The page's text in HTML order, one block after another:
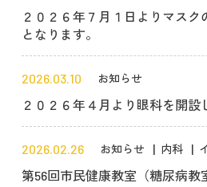
２０２６年７月１日よりマスク
となります。
2026.03.10 お知らせ
２０２６年４月より眼科を開設
2026.02.26 お知らせ 内科
第56回市民健康教室（糖尿病教